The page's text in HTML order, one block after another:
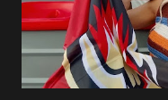
desaparecimento de
ter sido vítima da fúria
que a clínica
...